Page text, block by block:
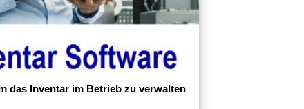
das Inventar im Betrieb zu verwalten